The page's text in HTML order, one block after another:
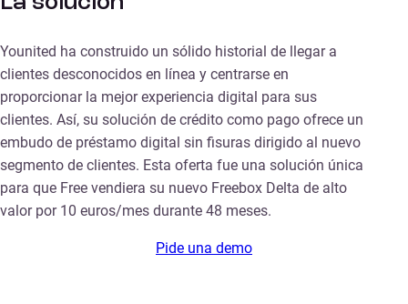
Younited ha construido un sólido historial de llegar a
clientes desconocidos en línea y centrarse en
proporcionar la mejor experiencia digital para sus
clientes. Así, su solución de crédito como pago ofrece un
embudo de préstamo digital sin fisuras dirigido al nuevo
segmento de clientes. Esta oferta fue una solución única
para que Free vendiera su nuevo Freebox Delta de alto
valor por 10 euros/mes durante 48 meses.
Pide una demo